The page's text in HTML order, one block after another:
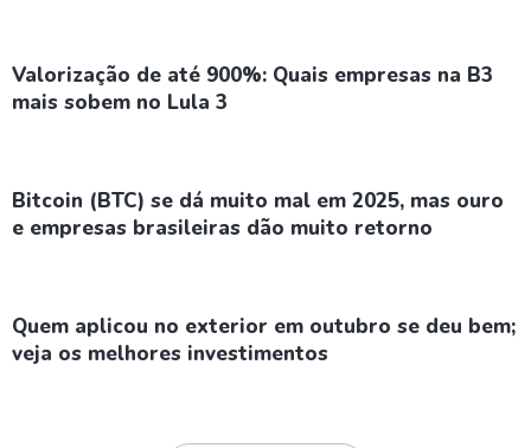
Valorização de até 900%: Quais empresas na B3
mais sobem no Lula 3
Bitcoin (BTC) se dá muito mal em 2025, mas ouro
e empresas brasileiras dão muito retorno
Quem aplicou no exterior em outubro se deu bem;
veja os melhores investimentos